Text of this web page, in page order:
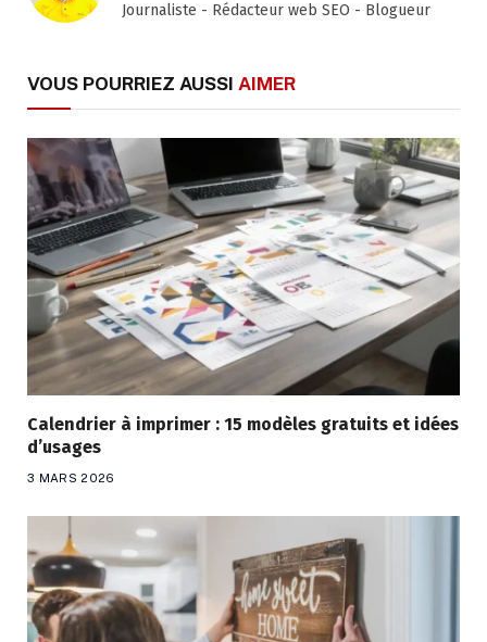
Journaliste - Rédacteur web SEO - Blogueur
VOUS POURRIEZ AUSSI AIMER
Calendrier à imprimer : 15 modèles gratuits et idées
d’usages
3 MARS 2026